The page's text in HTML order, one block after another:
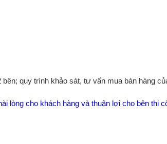
quy trình khảo sát, tư vấn mua bán hàng
lòng cho khách hàng và thuận lợi cho bên thi